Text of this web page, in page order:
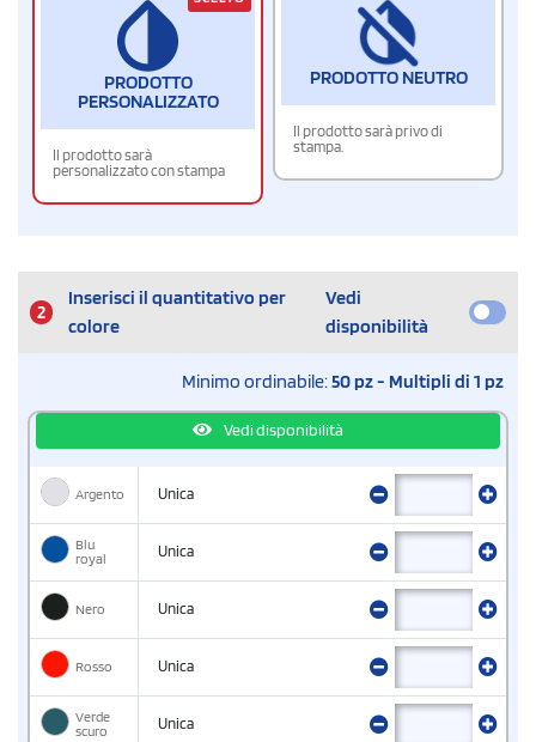
PRODOTTO
PERSONALIZZATO
Il prodotto sarà
personalizzato con stampa
PRODOTTO NEUTRO
Il prodotto sarà privo di
stampa.
2
Inserisci il quantitativo per
colore
Vedi
disponibilità
Minimo ordinabile:50 pz - Multipli di 1 pz
Vedi disponibilità
Argento Unica
Blu
royal
Unica
Nero Unica
Rosso Unica
Verde
scuro
Unica